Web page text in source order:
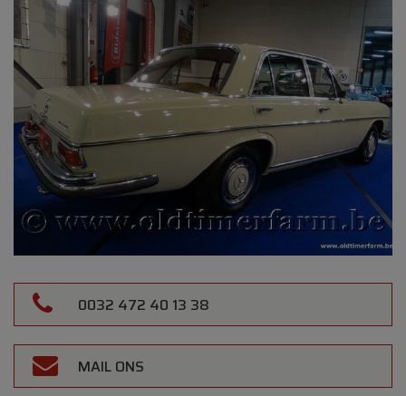
0032 472 40 13 38
MAIL ONS